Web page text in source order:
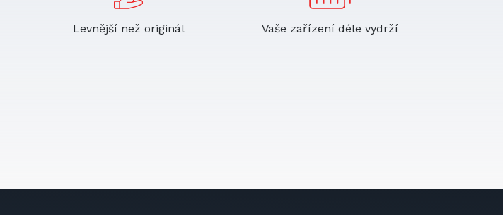
Levnější než originál Vaše zařízení déle vydrží